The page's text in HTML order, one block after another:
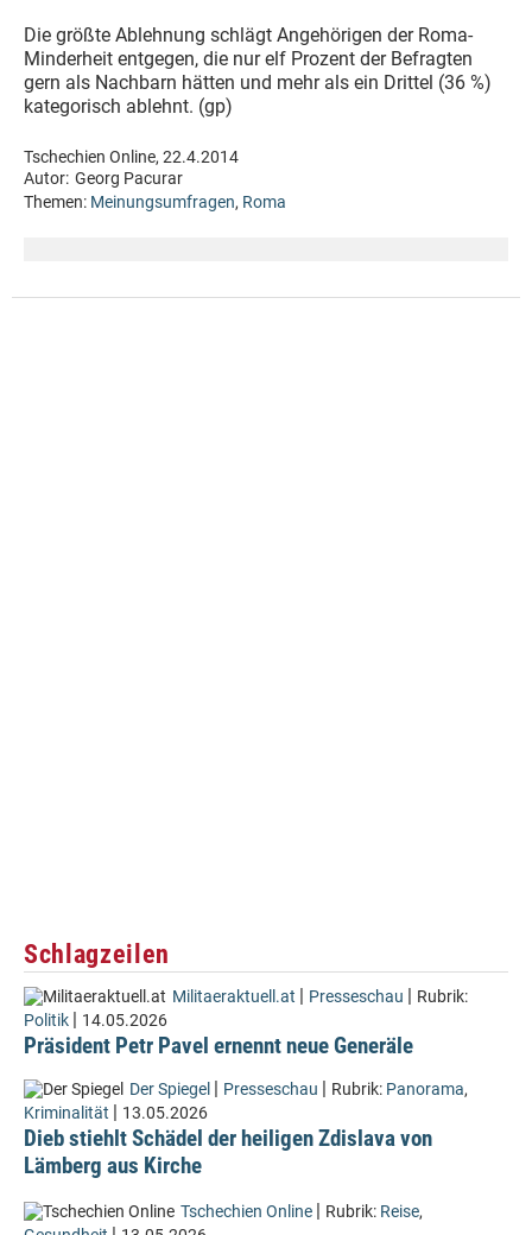
Die größte Ablehnung schlägt Angehörigen der Roma-
Minderheit entgegen, die nur elf Prozent der Befragten
gern als Nachbarn hätten und mehr als ein Drittel (36 %)
kategorisch ablehnt. (gp)
Tschechien Online, 22.4.2014
Autor: Georg Pacurar
Themen: Meinungsumfragen, Roma
Schlagzeilen
Militaeraktuell.at | Presseschau | Rubrik:
Politik | 14.05.2026
Präsident Petr Pavel ernennt neue Generäle
Der Spiegel | Presseschau | Rubrik: Panorama,
Kriminalität | 13.05.2026
Dieb stiehlt Schädel der heiligen Zdislava von
Lämberg aus Kirche
Tschechien Online | Rubrik: Reise,